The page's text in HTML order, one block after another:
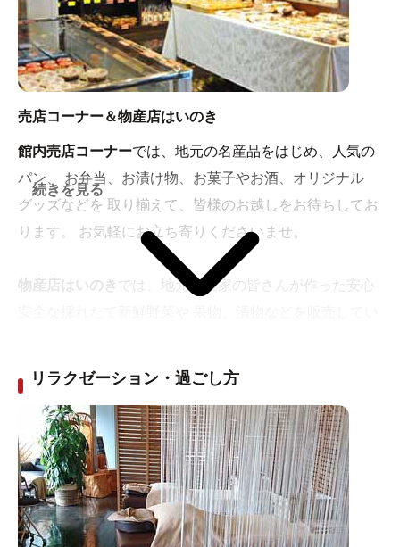
売店コーナー＆物産店はいのき
館内売店コーナーでは、地元の名産品をはじめ、人気の
パン、 お弁当、お漬け物、お菓子やお酒、オリジナル
グッズなどを 取り揃えて、皆様のお越しをお待ちしてお
ります。 お気軽にお立ち寄りくださいませ。
物産店はいのき では、地元の農家の皆さんが作った安心
した手工芸品等の展示販売も行なって いますので、お気
軽にお立ち寄りくださいませ。
続きを見る
リラクゼーション・過ごし方